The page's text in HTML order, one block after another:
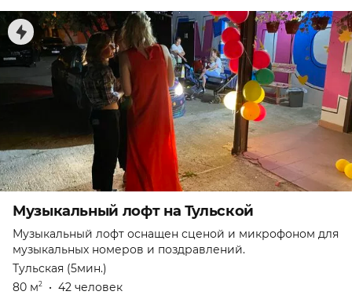
Музыкальный лофт на Тульской
Музыкальный лофт оснащен сценой и микрофоном для
музыкальных номеров и поздравлений.
Тульская (5мин.)
80 м2 • 42 человек